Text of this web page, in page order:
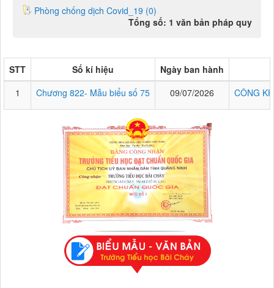
Phòng chống dịch Covid_19 (0)
Tổng số: 1 văn bản pháp quy
STT Số kí hiệu
Ngày ban hành
1
Chương 822- Mẫu biểu số 75 09/07/2026 CÔNG